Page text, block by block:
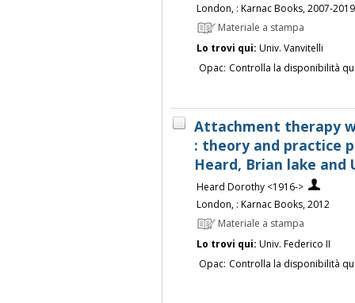
London, : Karnac Books, 2007-2019
Materiale a stampa
Lo trovi qui: Univ. Vanvitelli
Opac: Controlla la disponibilità
Attachment therapy
: theory and practice
Heard, Brian lake and
Heard Dorothy <1916->
London, : Karnac Books, 2012
Materiale a stampa
Lo trovi qui: Univ. Federico II
Opac: Controlla la disponibilità